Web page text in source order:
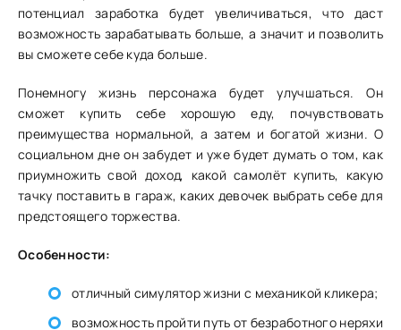
потенциал заработка будет увеличиваться, что даст
возможность зарабатывать больше, а значит и позволить
вы сможете себе куда больше.
Понемногу жизнь персонажа будет улучшаться. Он
сможет купить себе хорошую еду, почувствовать
преимущества нормальной, а затем и богатой жизни. О
социальном дне он забудет и уже будет думать о том, как
приумножить свой доход, какой самолёт купить, какую
тачку поставить в гараж, каких девочек выбрать себе для
предстоящего торжества.
Особенности:
отличный симулятор жизни с механикой кликера;
возможность пройти путь от безработного неряхи